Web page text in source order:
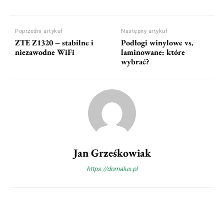
Poprzedni artykuł
ZTE Z1320 – stabilne i
niezawodne WiFi
Następny artykuł
Podłogi winylowe vs.
laminowane: które
wybrać?
Jan Grześkowiak
https://domalux.pl